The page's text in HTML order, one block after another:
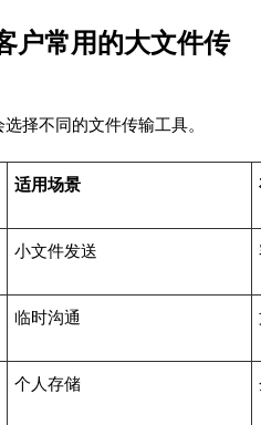
户常用的大文件传
择不同的文件传输工具。
适用场景
小文件发送
临时沟通
个人存储